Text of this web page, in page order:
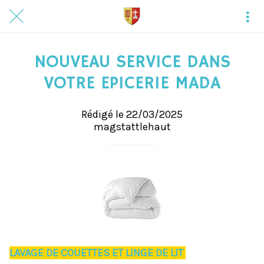
NOUVEAU SERVICE DANS
VOTRE EPICERIE MADA
Rédigé le 22/03/2025
magstattlehaut
LAVAGE DE COUETTES ET LINGE DE LIT